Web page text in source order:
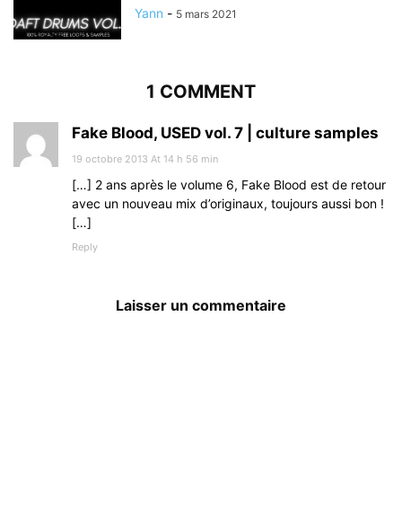
Yann - 5 mars 2021
1 COMMENT
Fake Blood, USED vol. 7 | culture samples
19 octobre 2013 At 14 h 56 min
[…] 2 ans après le volume 6, Fake Blood est de retour
avec un nouveau mix d’originaux, toujours aussi bon !
[…]
Reply
Laisser un commentaire